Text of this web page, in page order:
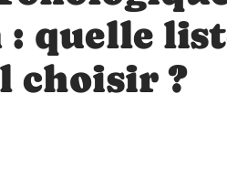
quelle
choisir ?